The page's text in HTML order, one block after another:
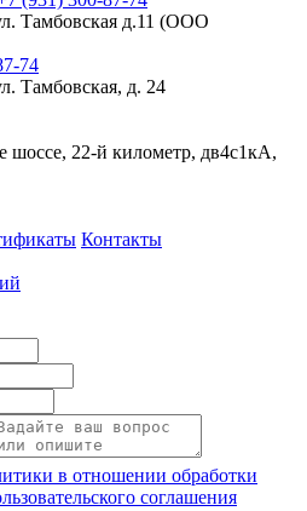
Тамбовская д.11 (ООО
74
Тамбовская, д. 24
шоссе, 22-й километр, дв4с1кА,
Контакты
в отношении обработки
соглашения